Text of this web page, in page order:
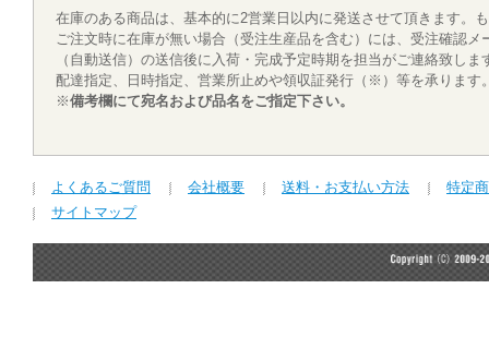
在庫のある商品は、基本的に2営業日以内に発送させて頂きます。
ご注文時に在庫が無い場合（受注生産品を含む）には、受注確認メ
（自動送信）の送信後に入荷・完成予定時期を担当がご連絡致しま
配達指定、日時指定、営業所止めや領収証発行（※）等を承りま
※備考欄にて宛名および品名をご指定下さい。
よくあるご質問 会社概要 送料・お支払い方法
特定
サイトマップ